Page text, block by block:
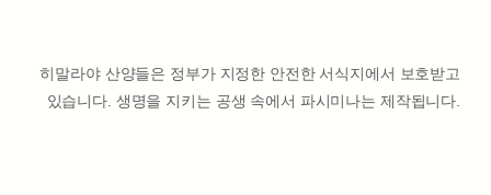
히말라야 산양들은 정부가 지정한 안전한 서식지에서 보호받고
있습니다. 생명을 지키는 공생 속에서 파시미나는 제작됩니다.